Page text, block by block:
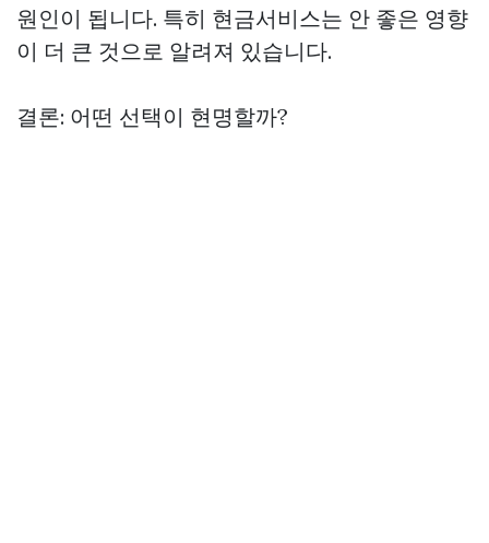
원인이 됩니다. 특히 현금서비스는 안 좋은 영향
이 더 큰 것으로 알려져 있습니다.
결론: 어떤 선택이 현명할까?